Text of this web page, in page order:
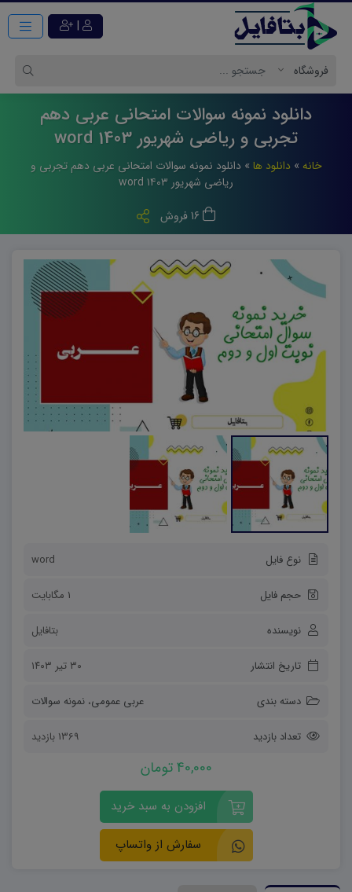
|
دانلود نمونه سوالات امتحانی عربی دهم
تجربی و ریاضی شهریور 1403 word
خانه » دانلود ها »دانلود نمونه سوالات امتحانی عربی دهم تجربی و
ریاضی شهریور ۱۴۰۳ word
نوع فایل word
حجم فایل 1 مگابایت
نویسنده بتافایل
تاریخ انتشار ۳۰ تیر ۱۴۰۳
دسته بندی عربی عمومی، نمونه سوالات
تعداد بازدید 1369 بازدید
40,000 تومان
افزودن به سبد خرید
سفارش از واتساپ